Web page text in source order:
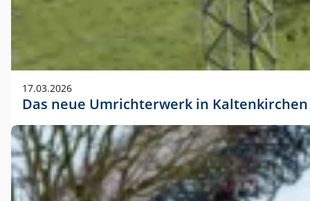
17.03.2026
Das neue Umrichterwerk in Kaltenkirchen